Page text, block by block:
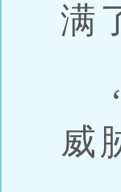
满
“
威